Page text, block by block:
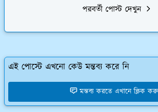
পরবর্তী পোস্ট দেখুন
এই পোস্টে এখনো কেউ মন্তব্য করে নি
মন্তব্য করতে এখানে ক্লিক